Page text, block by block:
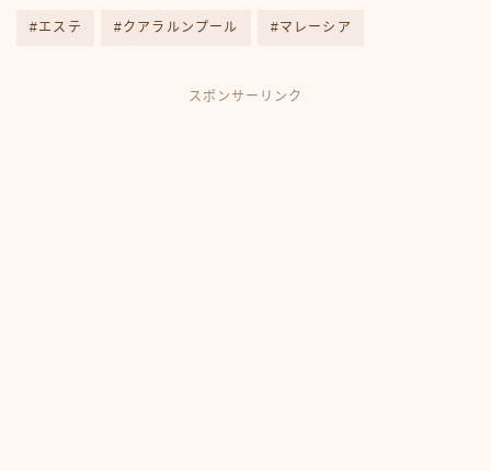
#エステ #クアラルンプール #マレーシア
スポンサーリンク